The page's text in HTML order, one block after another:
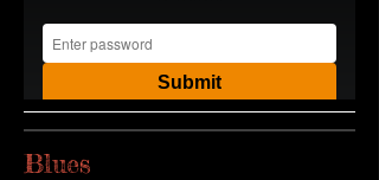
Blues